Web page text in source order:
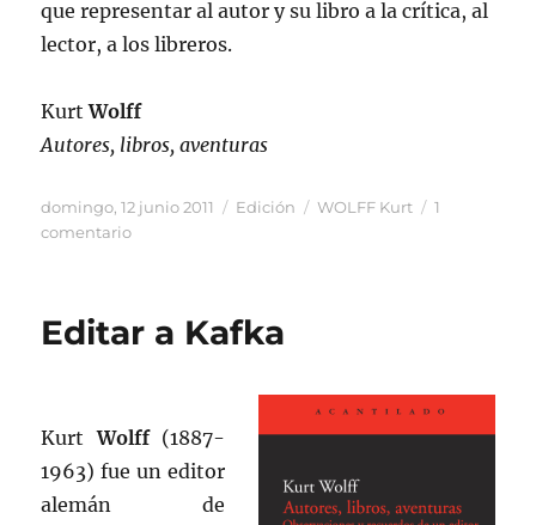
que representar al autor y su libro a la crítica, al
lector, a los libreros.
KurtWolff
Autores, libros, aventuras
Publicado
el
domingo, 12 junio 2011 Categorías
Edición Etiquetas
WOLFF Kurt
1
comentarioen
Editar a Kafka
KurtWolff(1887-
1963) fue un editor
alemán de